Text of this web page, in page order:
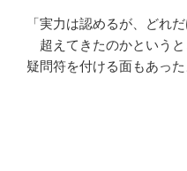
「実力は認めるが、どれ
超えてきたのかというと
疑問符を付ける面もあった